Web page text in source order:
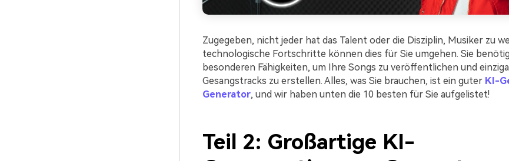
Zugegeben, nicht jeder hat das Talent oder die Disziplin, Musiker zu
technologische Fortschritte können dies für Sie umgehen. Sie
besonderen Fähigkeiten, um Ihre Songs zu veröffentlichen und
Gesangstracks zu erstellen. Alles, was Sie brauchen, ist ein guter KI-
Generator, und wir haben unten die 10 besten für Sie aufgelistet!
Teil 2: Großartige KI-